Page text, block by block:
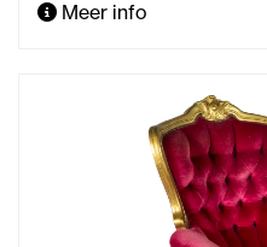
Meer info